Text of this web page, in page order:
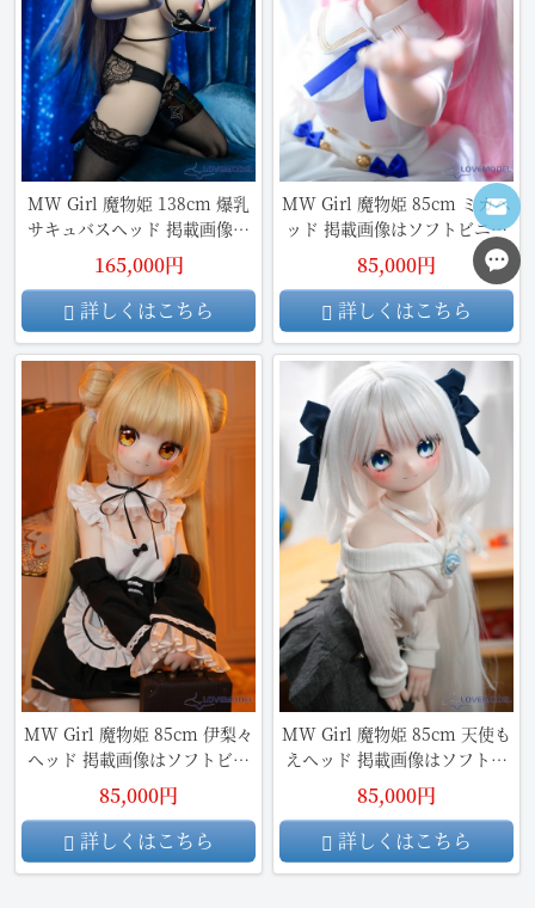
MW Girl 魔物姫 138cm 爆乳
サキュバスヘッド 掲載画像は
フルシリコン製
165,000円
詳しくはこちら
MW Girl 魔物姫 85cm ミカヘ
ッド 掲載画像はソフトビニー
ル製頭部+シリコン製ボディ
85,000円
詳しくはこちら
MW Girl 魔物姫 85cm 伊梨々
ヘッド 掲載画像はソフトビニ
ール製頭部+シリコン製ボディ
85,000円
詳しくはこちら
MW Girl 魔物姫 85cm 天使も
えヘッド 掲載画像はソフトビ
ニール製頭部+シリコン製ボデ
ィ
85,000円
詳しくはこちら